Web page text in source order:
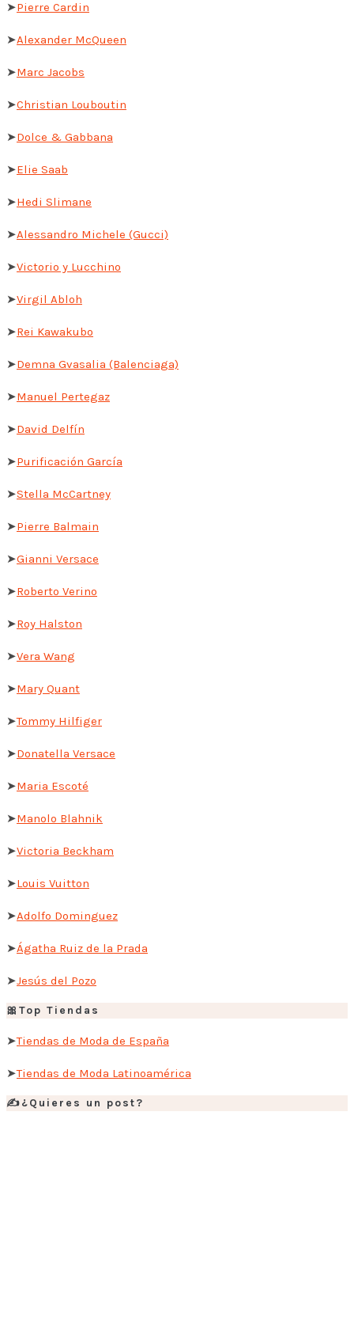
➤Pierre Cardin
➤Alexander McQueen
➤Marc Jacobs
➤Christian Louboutin
➤Dolce & Gabbana
➤Elie Saab
➤Hedi Slimane
➤Alessandro Michele (Gucci)
➤Victorio y Lucchino
➤Virgil Abloh
➤Rei Kawakubo
➤Demna Gvasalia (Balenciaga)
➤Manuel Pertegaz
➤David Delfín
➤Purificación García
➤Stella McCartney
➤Pierre Balmain
➤Gianni Versace
➤Roberto Verino
➤Roy Halston
➤Vera Wang
➤Mary Quant
➤Tommy Hilfiger
➤Donatella Versace
➤Maria Escoté
➤Manolo Blahnik
➤Victoria Beckham
➤Louis Vuitton
➤Adolfo Dominguez
➤Ágatha Ruiz de la Prada
➤Jesús del Pozo
🎀Top Tiendas
➤Tiendas de Moda de España
➤Tiendas de Moda Latinoamérica
✍️¿Quieres un post?